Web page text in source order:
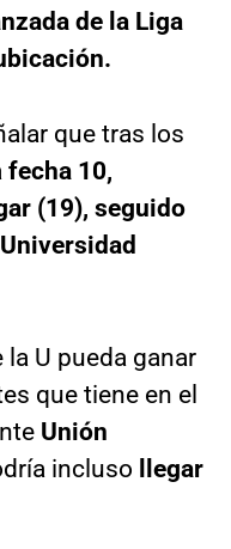
de la Liga
que tras los
fecha 10,
(19), seguido
la U pueda ganar
que tiene en el
Unión
incluso
llegar